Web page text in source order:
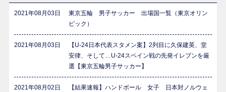
2021年08月03日
東京五輪 男子サッカー 出場国一覧（東京オリン
ピック）
2021年08月03日
【U-24日本代表スタメン案】2列目に久保建英、堂
安律、そして…U-24スペイン戦の先発イレブンを厳
選【東京五輪男子サッカー】
2021年08月02日
【結果速報】ハンドボール 女子 日本対ノルウェ